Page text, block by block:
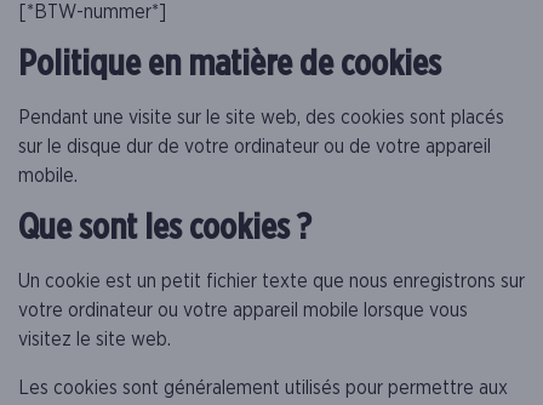
[*BTW-nummer*]
Politique en matière de cookies
Pendant une visite sur le site web, des cookies sont placés
sur le disque dur de votre ordinateur ou de votre appareil
mobile.
Que sont les cookies ?
Un cookie est un petit fichier texte que nous enregistrons sur
votre ordinateur ou votre appareil mobile lorsque vous
visitez le site web.
Les cookies sont généralement utilisés pour permettre aux